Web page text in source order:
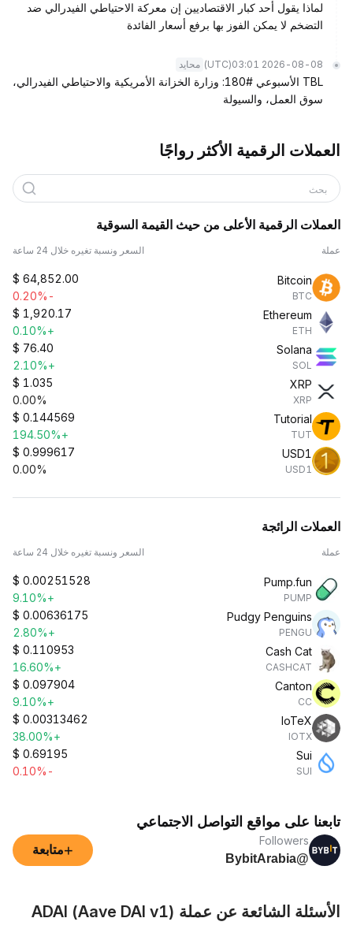
لماذا يقول أحد كبار الاقتصاديين إن معركة الاحتياطي الفيدرالي ضد
التضخم لا يمكن الفوز بها برفع أسعار الفائدة
2026-08-08 03:01
(UTC) محايد
TBL الأسبوعي #180: وزارة الخزانة الأمريكية والاحتياطي الفيدرالي،
سوق العمل، والسيولة
العملات الرقمية الأكثر رواجًا
بحث
العملات الرقمية الأعلى من حيث القيمة السوقية
عملة السعر ونسبة تغيره خلال 24 ساعة
Bitcoin
BTC
$ 64,852.00
-0.20%
Ethereum
ETH
$ 1,920.17
+0.10%
Solana
SOL
$ 76.40
+2.10%
XRP
XRP
$ 1.035
0.00%
Tutorial
TUT
$ 0.144569
+194.50%
USD1
USD1
$ 0.999617
0.00%
العملات الرائجة
عملة السعر ونسبة تغيره خلال 24 ساعة
Pump.fun
PUMP
$ 0.00251528
+9.10%
Pudgy Penguins
PENGU
$ 0.00636175
+2.80%
Cash Cat
CASHCAT
$ 0.110953
+16.60%
Canton
CC
$ 0.097904
+9.10%
IoTeX
IOTX
$ 0.00313462
+38.00%
Sui
SUI
$ 0.69195
-0.10%
تابعنا على مواقع التواصل الاجتماعي
Followers
@BybitArabia
+متابعة
الأسئلة الشائعة عن عملة ADAI (Aave DAI v1)